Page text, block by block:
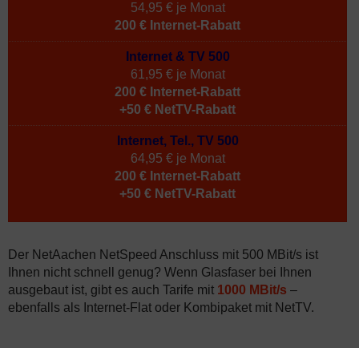
54,95 € je Monat
200 € Internet-Rabatt
Internet & TV 500
61,95 € je Monat
200 € Internet-Rabatt
+50 € NetTV-Rabatt
Internet, Tel., TV 500
64,95 € je Monat
200 € Internet-Rabatt
+50 € NetTV-Rabatt
Der NetAachen NetSpeed Anschluss mit 500 MBit/s ist
Ihnen nicht schnell genug? Wenn Glasfaser bei Ihnen
ausgebaut ist, gibt es auch Tarife mit 1000 MBit/s –
ebenfalls als Internet-Flat oder Kombipaket mit NetTV.